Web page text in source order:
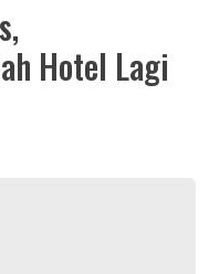
Hotel Lagi